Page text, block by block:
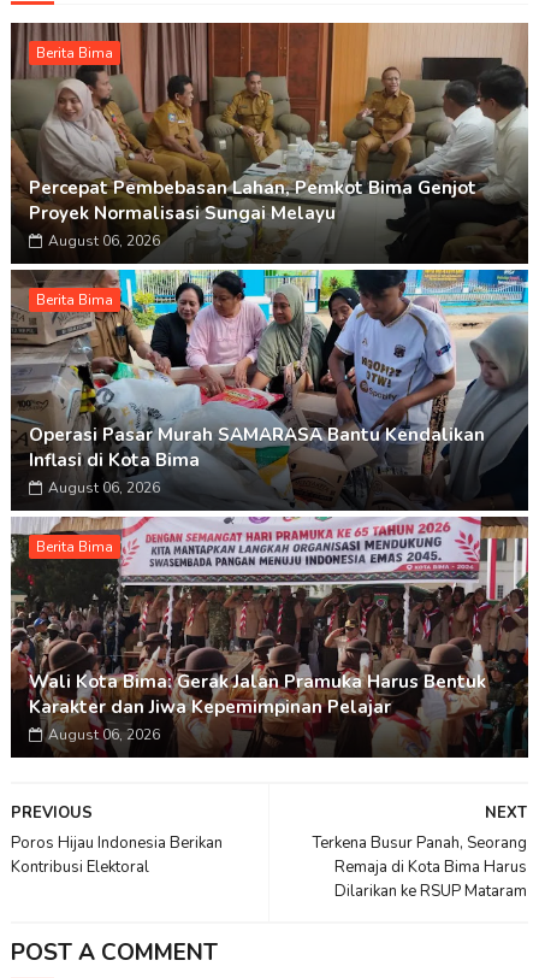
Berita Bima
Percepat Pembebasan Lahan, Pemkot Bima Genjot
Proyek Normalisasi Sungai Melayu
August 06, 2026
Berita Bima
Operasi Pasar Murah SAMARASA Bantu Kendalikan
Inflasi di Kota Bima
August 06, 2026
Berita Bima
Wali Kota Bima: Gerak Jalan Pramuka Harus Bentuk
Karakter dan Jiwa Kepemimpinan Pelajar
August 06, 2026
NEXT
Terkena Busur Panah, Seorang
Remaja di Kota Bima Harus
Dilarikan ke RSUP Mataram
PREVIOUS
Poros Hijau Indonesia Berikan
Kontribusi Elektoral
POST A COMMENT